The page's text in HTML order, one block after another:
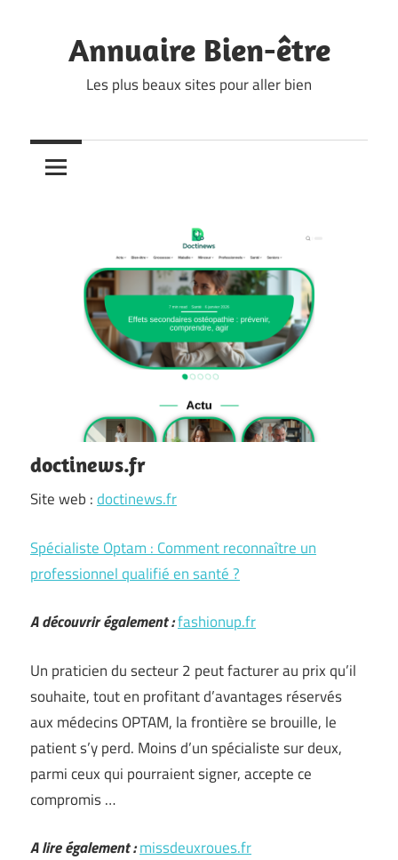
contentAnnuaire Bien-être
Les plus beaux sites pour aller bien
doctinews.fr
Site web :doctinews.fr
Spécialiste Optam : Comment reconnaître un
professionnel qualifié en santé ?
A découvrir également :fashionup.fr
Un praticien du secteur 2 peut facturer au prix qu’il
souhaite, tout en profitant d’avantages réservés
aux médecins OPTAM, la frontière se brouille, le
patient s’y perd. Moins d’un spécialiste sur deux,
parmi ceux qui pourraient signer, accepte ce
compromis …
A lire également :missdeuxroues.fr